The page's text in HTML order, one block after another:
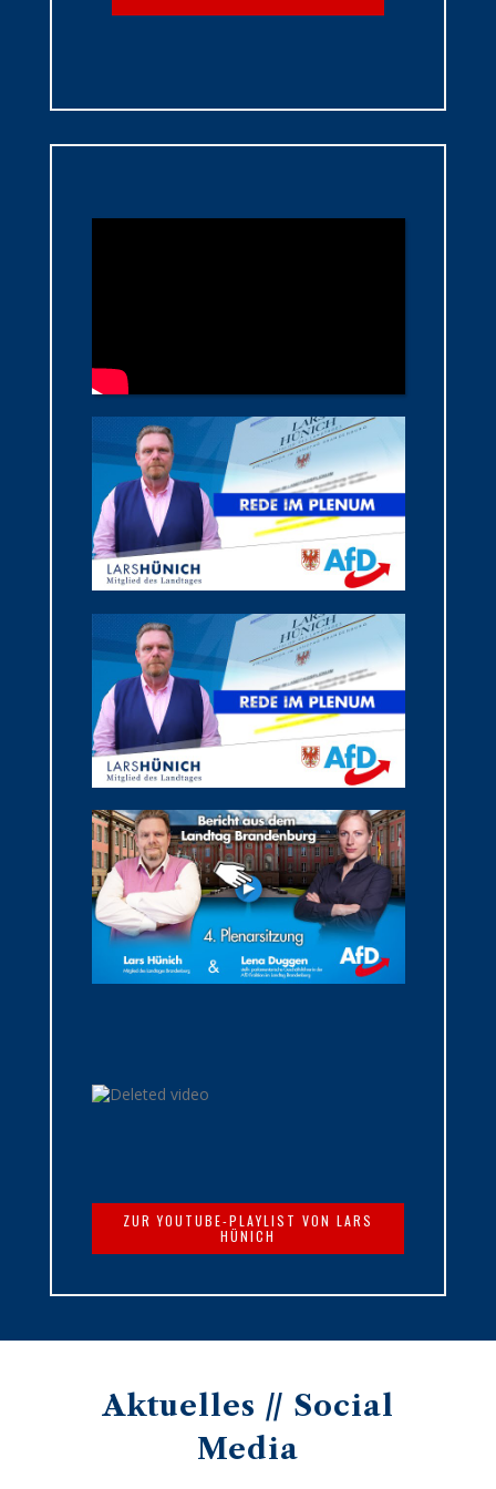
ZUR YOUTUBE-PLAYLIST VON LARS
HÜNICH
Aktuelles // Social
Media